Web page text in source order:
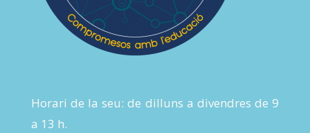
Horari de la seu: de dilluns a divendres de 9
a 13 h.